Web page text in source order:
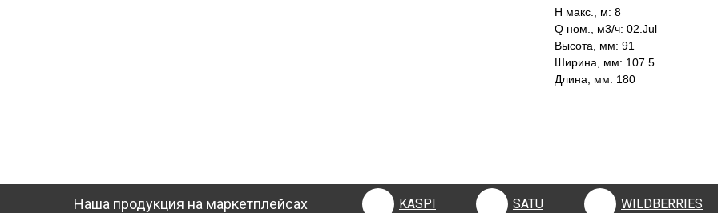
H макс., м: 8
Q ном., м3/ч: 02.Jul
Высота, мм: 91
Ширина, мм: 107.5
Длина, мм: 180
Наша продукция на маркетплейсах KASPI SATU WILDBERRIES